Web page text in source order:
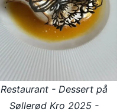
Restaurant - Dessert på
Søllerød Kro 2025 -